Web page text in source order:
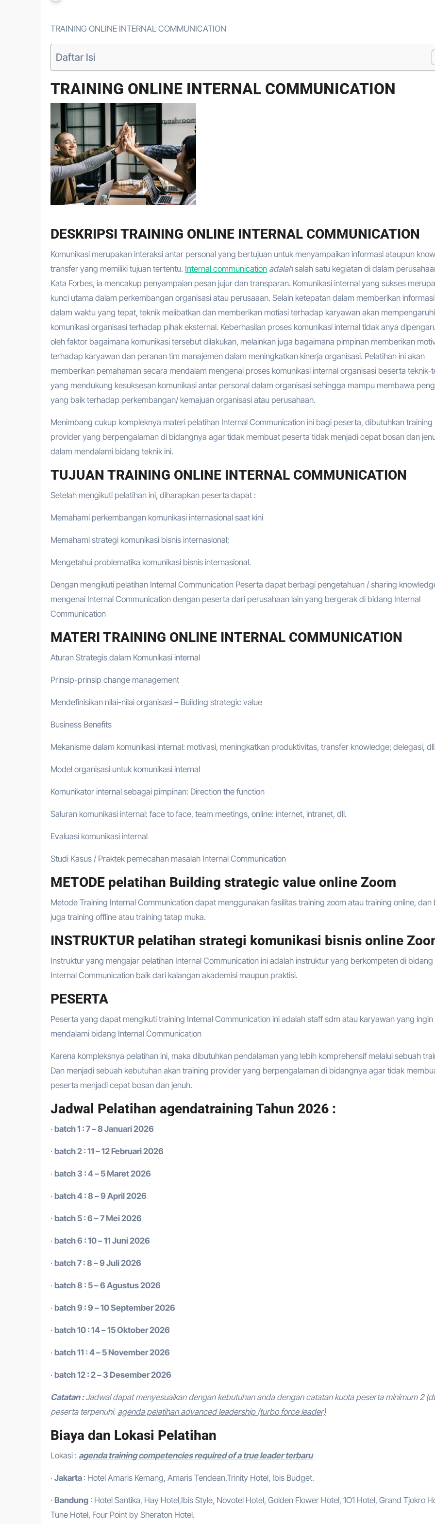
TRAINING ONLINE INTERNAL COMMUNICATION
Daftar Isi
TRAINING ONLINE INTERNAL COMMUNICATION
DESKRIPSI TRAINING ONLINE INTERNAL COMMUNICATION
Komunikasi merupakan interaksi antar personal yang bertujuan untuk menyampaikan informasi ataupun
transfer yang memiliki tujuan tertentu. Internal communication adalahsalah satu kegiatan di dalam
Kata Forbes, ia mencakup penyampaian pesan jujur dan transparan. Komunikasi internal yang sukses
kunci utama dalam perkembangan organisasi atau perusaaan. Selain ketepatan dalam memberikan informasi
dalam waktu yang tepat, teknik melibatkan dan memberikan motiasi terhadap karyawan akan mempengaruhi
komunikasi organisasi terhadap pihak eksternal. Keberhasilan proses komunikasi internal tidak anya
oleh faktor bagaimana komunikasi tersebut dilakukan, melainkan juga bagaimana pimpinan memberikan
terhadap karyawan dan peranan tim manajemen dalam meningkatkan kinerja organisasi. Pelatihan ini akan
memberikan pemahaman secara mendalam mengenai proses komunikasi internal organisasi beserta teknik-
yang mendukung kesuksesan komunikasi antar personal dalam organisasi sehingga mampu membawa
yang baik terhadap perkembangan/ kemajuan organisasi atau perusahaan.
Menimbang cukup kompleknya materi pelatihan Internal Communication ini bagi peserta, dibutuhkan training
provider yang berpengalaman di bidangnya agar tidak membuat peserta tidak menjadi cepat bosan dan
dalam mendalami bidang teknik ini.
TUJUAN TRAINING ONLINE INTERNAL COMMUNICATION
Setelah mengikuti pelatihan ini, diharapkan peserta dapat :
Memahami perkembangan komunikasi internasional saat kini
Memahami strategi komunikasi bisnis internasional;
Mengetahui problematika komunikasi bisnis internasional.
Dengan mengikuti pelatihan Internal Communication Peserta dapat berbagi pengetahuan / sharing
mengenai Internal Communication dengan peserta dari perusahaan lain yang bergerak di bidang Internal
Communication
MATERI TRAINING ONLINE INTERNAL COMMUNICATION
Aturan Strategis dalam Komunikasi internal
Prinsip-prinsip change management
Mendefinisikan nilai-nilai organisasi – Building strategic value
Business Benefits
Mekanisme dalam komunikasi internal: motivasi, meningkatkan produktivitas, transfer knowledge; delegasi,
Model organisasi untuk komunikasi internal
Komunikator internal sebagai pimpinan: Direction the function
Saluran komunikasi internal: face to face, team meetings, online: internet, intranet, dll.
Evaluasi komunikasi internal
Studi Kasus / Praktek pemecahan masalah Internal Communication
METODE pelatihan Building strategic value online Zoom
Metode Training Internal Communication dapat menggunakan fasilitas training zoom atau training online, dan
juga training offline atau training tatap muka.
INSTRUKTUR pelatihan strategi komunikasi bisnis online
Instruktur yang mengajar pelatihan Internal Communication ini adalah instruktur yang berkompeten di bidang
Internal Communication baik dari kalangan akademisi maupun praktisi.
PESERTA
Peserta yang dapat mengikuti training Internal Communication ini adalah staff sdm atau karyawan yang ingin
mendalami bidang Internal Communication
Karena kompleksnya pelatihan ini, maka dibutuhkan pendalaman yang lebih komprehensif melalui sebuah
Dan menjadi sebuah kebutuhan akan training provider yang berpengalaman di bidangnya agar tidak
peserta menjadi cepat bosan dan jenuh.
Jadwal Pelatihan agendatraining Tahun 2026 :
· batch 1 : 7 – 8 Januari 2026
· batch 2 : 11 – 12 Februari 2026
· batch 3 : 4 – 5 Maret 2026
· batch 4 : 8 – 9 April 2026
· batch 5 : 6 – 7 Mei 2026
· batch 6 : 10 – 11 Juni 2026
· batch 7 : 8 – 9 Juli 2026
· batch 8 : 5 – 6 Agustus 2026
· batch 9 : 9 – 10 September 2026
· batch 10 : 14 – 15 Oktober 2026
· batch 11 : 4 – 5 November 2026
· batch 12 : 2 – 3 Desember 2026
Catatan :Jadwal dapat menyesuaikan dengan kebutuhan anda dengan catatan kuota peserta minimum 2
peserta terpenuhi. agenda pelatihan advanced leadership (turbo force leader)
Biaya dan Lokasi Pelatihan
Lokasi : agenda training competencies required of a true leader terbaru
· Jakarta : Hotel Amaris Kemang, Amaris Tendean,Trinity Hotel, Ibis Budget.
· Bandung : Hotel Santika, Hay Hotel,Ibis Style, Novotel Hotel, Golden Flower Hotel, 1O1 Hotel, Grand Tjokro
Tune Hotel, Four Point by Sheraton Hotel.